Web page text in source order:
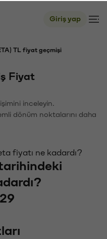
Giriş yap
TL fiyat geçmişi
Fiyat
inceleyin.
dönüm noktalarını daha
fiyatı ne kadardı?